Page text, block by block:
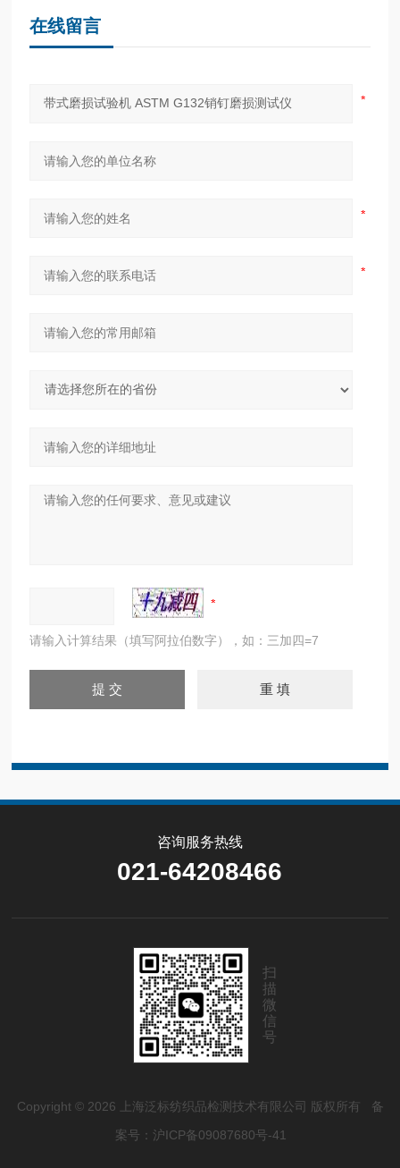
在线留言
请输入计算结果（填写阿拉伯数字），如：三加四=7
咨询服务热线
021-64208466
扫
描
微
信
号
Copyright © 2026 上海泛标纺织品检测技术有限公司 版权所有 备
案号：沪ICP备09087680号-41